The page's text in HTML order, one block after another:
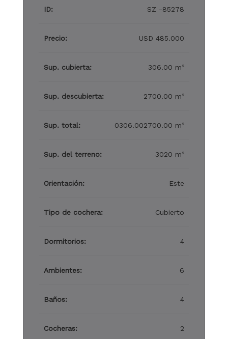
ID: SZ -85278
Precio: USD 485.000
Sup. cubierta: 306.00 m²
Sup. descubierta: 2700.00 m²
Sup. total: 0306.002700.00 m²
Sup. del terreno: 3020 m²
Orientación: Este
Tipo de cochera: Cubierto
Dormitorios: 4
Ambientes: 6
Baños: 4
Cocheras: 2